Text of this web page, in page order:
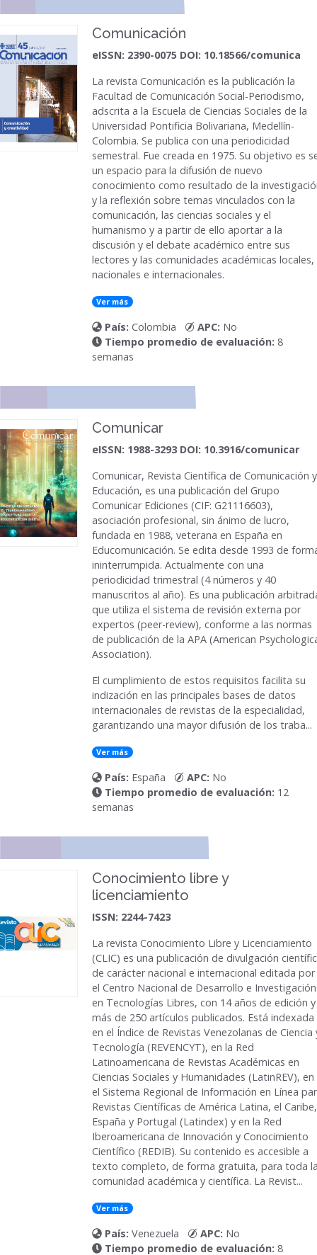
Comunicación
eISSN: 2390-0075 DOI: 10.18566/comunica
La revista Comunicación es la publicación la
Facultad de Comunicación Social-Periodismo,
adscrita a la Escuela de Ciencias Sociales de la
Universidad Pontificia Bolivariana, Medellín-
Colombia. Se publica con una periodicidad
semestral. Fue creada en 1975. Su objetivo es
un espacio para la difusión de nuevo
conocimiento como resultado de la
y la reflexión sobre temas vinculados con la
comunicación, las ciencias sociales y el
humanismo y a partir de ello aportar a la
discusión y el debate académico entre sus
lectores y las comunidades académicas locales,
nacionales e internacionales.
Ver más
País: Colombia APC: No
Tiempo promedio de evaluación: 8
semanas
Comunicar
eISSN: 1988-3293 DOI: 10.3916/comunicar
Comunicar, Revista Científica de Comunicación y
Educación, es una publicación del Grupo
Comunicar Ediciones (CIF: G21116603),
asociación profesional, sin ánimo de lucro,
fundada en 1988, veterana en España en
Educomunicación. Se edita desde 1993 de
ininterrumpida. Actualmente con una
periodicidad trimestral (4 números y 40
manuscritos al año). Es una publicación
que utiliza el sistema de revisión externa por
expertos (peer-review), conforme a las normas
de publicación de la APA (American
Association).
El cumplimiento de estos requisitos facilita su
indización en las principales bases de datos
internacionales de revistas de la especialidad,
garantizando una mayor difusión de los traba...
Ver más
País: España APC: No
Tiempo promedio de evaluación: 12
semanas
Conocimiento libre y
licenciamiento
ISSN: 2244-7423
La revista Conocimiento Libre y Licenciamiento
(CLIC) es una publicación de divulgación
de carácter nacional e internacional editada por
el Centro Nacional de Desarrollo e Investigación
en Tecnologías Libres, con 14 años de edición y
más de 250 artículos publicados. Está indexada
en el Índice de Revistas Venezolanas de Ciencia
Tecnología (REVENCYT), en la Red
Latinoamericana de Revistas Académicas en
Ciencias Sociales y Humanidades (LatinREV), en
el Sistema Regional de Información en Línea
Revistas Científicas de América Latina, el Caribe,
España y Portugal (Latindex) y en la Red
Iberoamericana de Innovación y Conocimiento
Científico (REDIB). Su contenido es accesible a
texto completo, de forma gratuita, para toda
comunidad académica y científica. La Revist...
Ver más
País: Venezuela APC: No
Tiempo promedio de evaluación: 8